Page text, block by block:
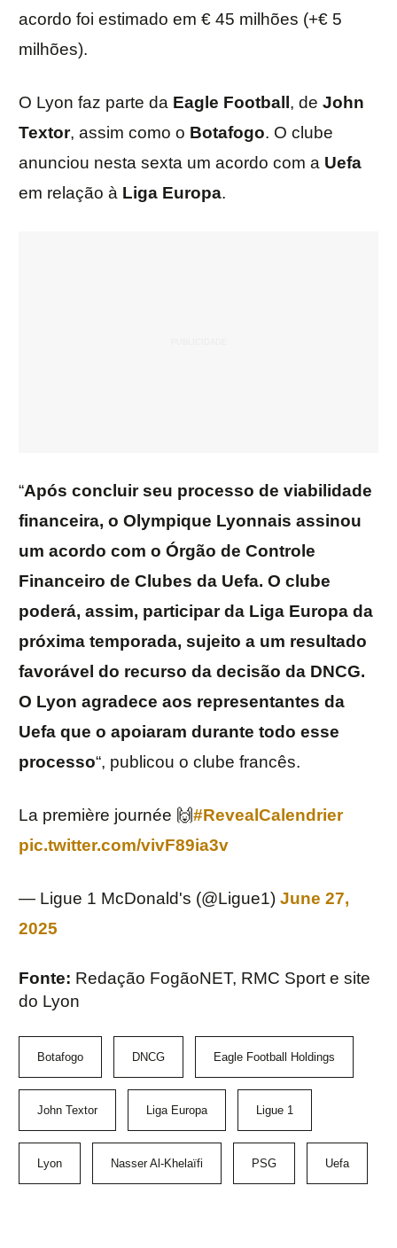
acordo foi estimado em € 45 milhões (+€ 5
milhões).
O Lyon faz parte da Eagle Football , de John
Textor, assim como o Botafogo. O clube
anunciou nesta sexta um acordo com a Uefa
em relação à Liga Europa.
“Após concluir seu processo de viabilidade
financeira, o Olympique Lyonnais assinou
um acordo com o Órgão de Controle
Financeiro de Clubes da Uefa. O clube
poderá, assim, participar da Liga Europa da
próxima temporada, sujeito a um resultado
favorável do recurso da decisão da DNCG.
O Lyon agradece aos representantes da
Uefa que o apoiaram durante todo esse
processo“, publicou o clube francês.
La première journée 🙌#RevealCalendrier
pic.twitter.com/vivF89ia3v
— Ligue 1 McDonald's (@Ligue1) June 27,
2025
Fonte: Redação FogãoNET, RMC Sport e site
do Lyon
Botafogo DNCG Eagle Football Holdings
John Textor Liga Europa Ligue 1
Lyon Nasser Al-Khelaïfi PSG Uefa